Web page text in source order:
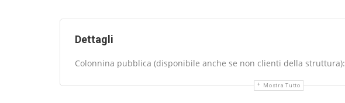
Dettagli
Colonnina pubblica (disponibile anche se non clienti della struttura):
Mostra Tutto